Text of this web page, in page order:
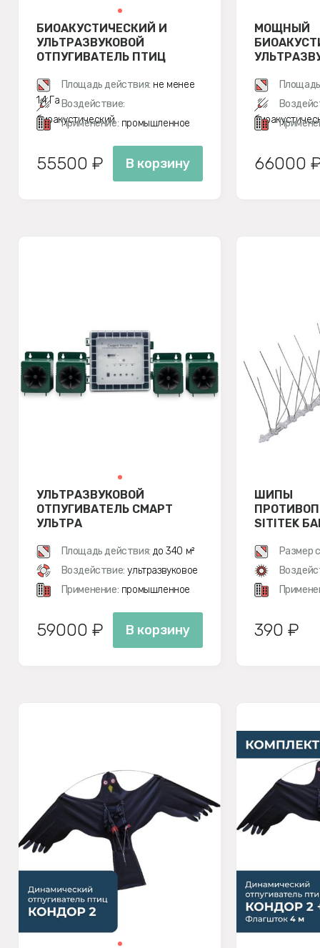
БИОАКУСТИЧЕСКИЙ И
УЛЬТРАЗВУКОВОЙ
ОТПУГИВАТЕЛЬ ПТИЦ
ДИНАМИКАМИ
Площадь действия: не менее
1,4 Га Воздействие:
биоакустический
Применение: промышленное
55500 ₽ В корзину
МОЩНЫЙ
СМАРТ
66000
УЛЬТРАЗВУКОВОЙ
ОТПУГИВАТЕЛЬ СМАРТ
УЛЬТРА
Площадь действия: до 340 м²
Воздействие: ультразвуковое
Применение: промышленное
59000 ₽ В корзину
ШИПЫ
SITITEK
Размер
390 ₽